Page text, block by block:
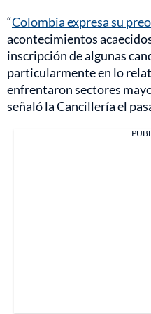
“Colombia expresa su
acontecimientos
inscripción de algunas
particularmente en lo
enfrentaron sectores
señaló la Cancillería el